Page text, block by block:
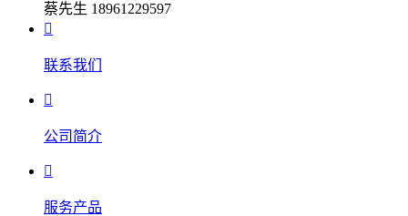
蔡先生 18961229597

联系我们

公司简介

服务产品